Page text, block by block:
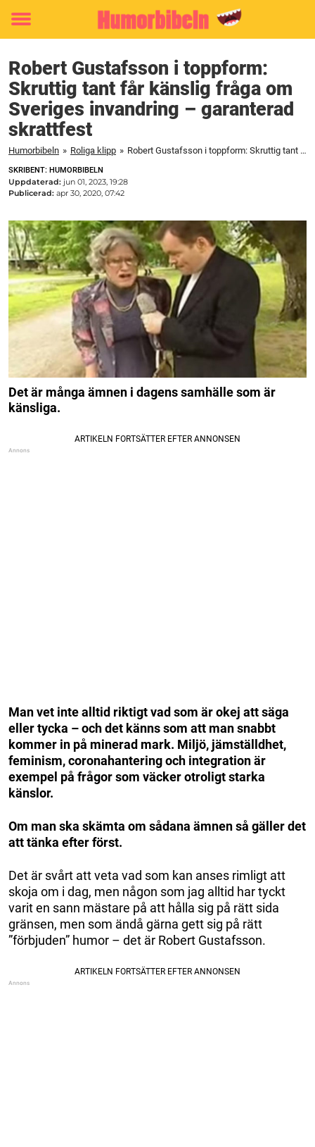
Toggle
Robert Gustafsson i toppform:
Skruttig tant får känslig fråga om
Sveriges invandring – garanterad
skrattfest
Humorbibeln » Roliga klipp » Robert Gustafsson i toppform: Skruttig tant får känslig fråga om Sveriges invandring – garanterad skrattfest
SKRIBENT: HUMORBIBELN
Uppdaterad: jun 01, 2023, 19:28
Publicerad: apr 30, 2020, 07:42
Det är många ämnen i dagens samhälle som är
känsliga.
Man vet inte alltid riktigt vad som är okej att säga
eller tycka – och det känns som att man snabbt
kommer in på minerad mark. Miljö, jämställdhet,
feminism, coronahantering och integration är
exempel på frågor som väcker otroligt starka
känslor.
Om man ska skämta om sådana ämnen så gäller det
att tänka efter först.
Det är svårt att veta vad som kan anses rimligt att
skoja om i dag, men någon som jag alltid har tyckt
varit en sann mästare på att hålla sig på rätt sida
gränsen, men som ändå gärna gett sig på rätt
”förbjuden” humor – det är Robert Gustafsson.